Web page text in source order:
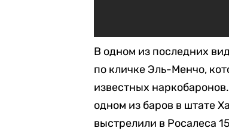
В одном из последних
по кличке Эль-Менчо,
известных
одном из баров в штате
выстрелили в Росалеса